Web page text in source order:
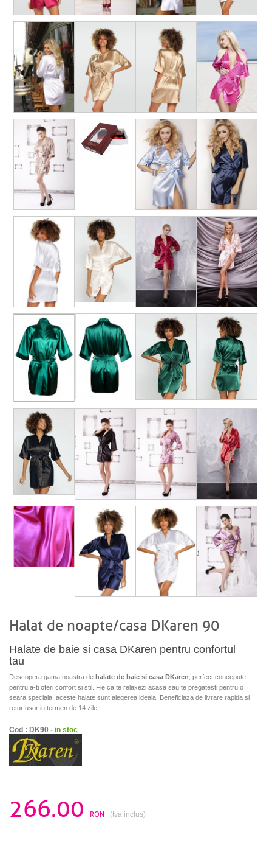
Halat de noapte/casa DKaren 90
Halate de baie si casa DKaren pentru confortul
tau
Descopera gama noastra de halate de baie si casa DKaren , perfect concepute
pentru a-ti oferi confort si stil. Fie ca te relaxezi acasa sau te pregatesti pentru o
seara speciala, aceste halate sunt alegerea ideala. Beneficiaza de livrare rapida si
retur usor in termen de 14 zile.
Cod : DK90 - in stoc
266.00 RON (tva inclus)